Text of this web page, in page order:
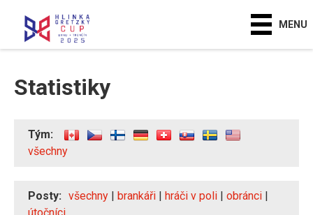
MENU
Statistiky
Tým:
všechny
Posty: všechny | brankáři | hráči v poli | obránci |